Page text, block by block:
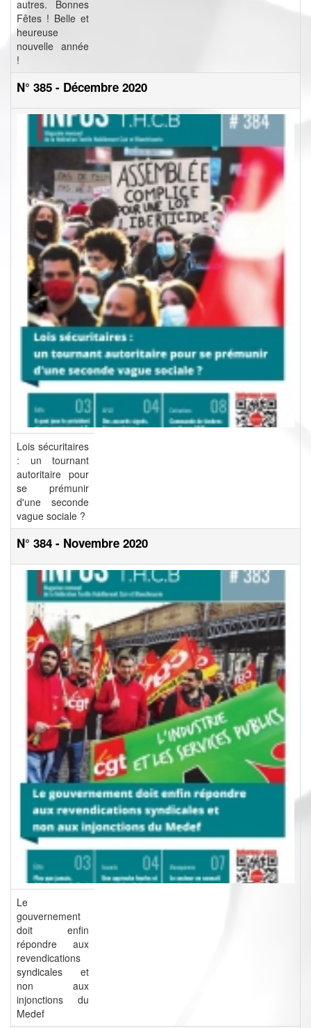
autres. Bonnes
Fêtes ! Belle et
heureuse
nouvelle année
!
N° 385 - Décembre 2020
Lois sécuritaires
: un tournant
autoritaire pour
se prémunir
d'une seconde
vague sociale ?
N° 384 - Novembre 2020
Le
gouvernement
doit enfin
répondre aux
revendications
syndicales et
non aux
injonctions du
Medef